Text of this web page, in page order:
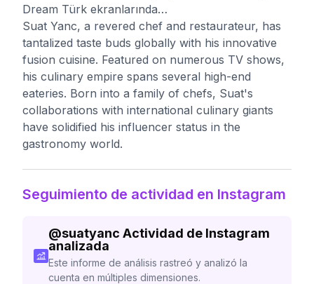
Dream Türk ekranlarında…
Suat Yanc, a revered chef and restaurateur, has
tantalized taste buds globally with his innovative
fusion cuisine. Featured on numerous TV shows,
his culinary empire spans several high-end
eateries. Born into a family of chefs, Suat's
collaborations with international culinary giants
have solidified his influencer status in the
gastronomy world.
Seguimiento de actividad en Instagram
@suatyanc Actividad de Instagram
analizada
Este informe de análisis rastreó y analizó la
cuenta en múltiples dimensiones.